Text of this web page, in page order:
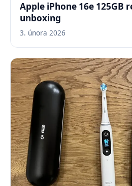
Apple iPhone 16e 125GB
unboxing
3. února 2026